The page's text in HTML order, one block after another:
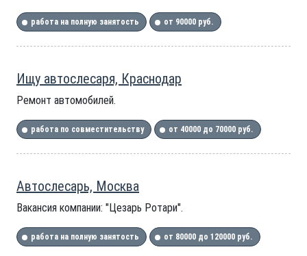
работа на полную занятость от 90000 руб.
Ищу автослесаря, Краснодар
Ремонт автомобилей.
работа по совместительству от 40000 до 70000 руб.
Автослесарь, Москва
Вакансия компании: "Цезарь Ротари".
работа на полную занятость от 80000 до 120000 руб.